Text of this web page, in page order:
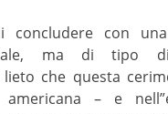
concludere con
ma di tipo
che questa
americana – e